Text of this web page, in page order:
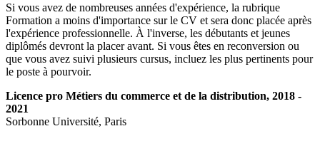
Si vous avez de nombreuses années d'expérience, la rubrique
Formation a moins d'importance sur le CV et sera donc placée après
l'expérience professionnelle. À l'inverse, les débutants et jeunes
diplômés devront la placer avant. Si vous êtes en reconversion ou
que vous avez suivi plusieurs cursus, incluez les plus pertinents pour
le poste à pourvoir.
Licence pro Métiers du commerce et de la distribution, 2018 -
2021
Sorbonne Université, Paris